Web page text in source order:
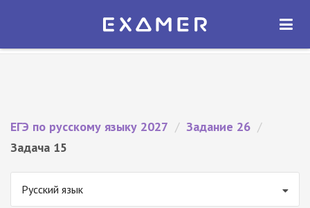
Экзамер — ЕГЭ 2027
ОТКРЫТЬ
ЕГЭ по русскому языку 2027 / Задание 26 /
Задача 15
Русский язык